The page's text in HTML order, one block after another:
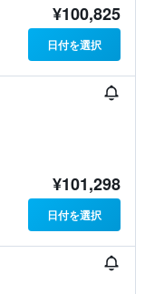
¥100,825
日付を選択
¥101,298
日付を選択